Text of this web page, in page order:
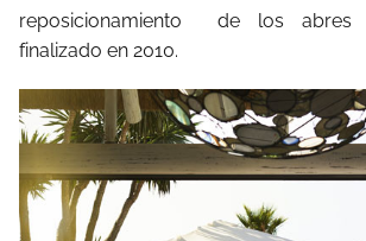
reposicionamiento
de los abres
finalizado en 2010.